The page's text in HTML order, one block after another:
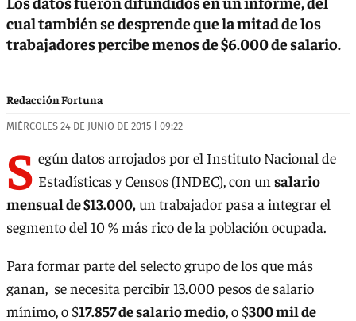
cual también se desprende que la mitad de los
trabajadores percibe menos de $6.000 de salario.
Redacción Fortuna
MIÉRCOLES 24 DE JUNIO DE 2015 | 09:22
S egún datos arrojados por el Instituto Nacional de
Estadísticas y Censos (INDEC), con un salario
mensual de $13.000,un trabajador pasa a integrar el
segmento del 10 % más rico de la población ocupada.
Para formar parte del selecto grupo de los que más
ganan, se necesita percibir 13.000 pesos de salario
mínimo, o $17.857 de salario medio, o $300 mil de